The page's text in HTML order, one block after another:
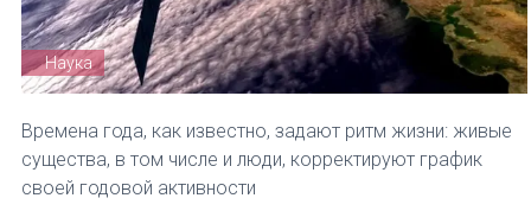
Наука
Времена года, как известно, задают ритм жизни: живые
существа, в том числе и люди, корректируют график
своей годовой активности